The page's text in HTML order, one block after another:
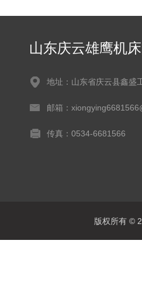
山东庆云雄鹰机
地址：山东省庆云县鑫盛
邮箱：
传真：0534-6681566
版权所有 ©